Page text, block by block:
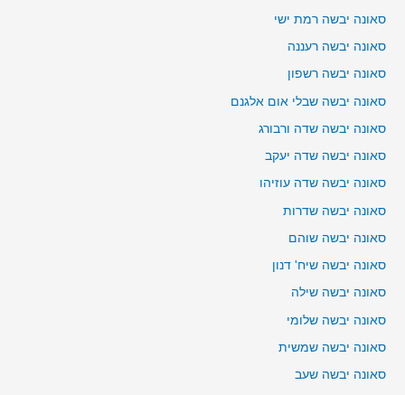
סאונה יבשה רמת ישי
סאונה יבשה רעננה
סאונה יבשה רשפון
סאונה יבשה שבלי אום אלגנם
סאונה יבשה שדה ורבורג
סאונה יבשה שדה יעקב
סאונה יבשה שדה עוזיהו
סאונה יבשה שדרות
סאונה יבשה שוהם
סאונה יבשה שיח' דנון
סאונה יבשה שילה
סאונה יבשה שלומי
סאונה יבשה שמשית
סאונה יבשה שעב